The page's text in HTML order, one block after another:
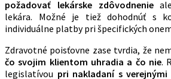
požadovať lekárske zdôvodnenie
lekára. Možné je tiež dohodnúť s
individuálne platby pri špecifických
Zdravotné poisťovne zase tvrdia, že
čo svojim klientom uhradia a čo nie.
legislatívou pri nakladaní s